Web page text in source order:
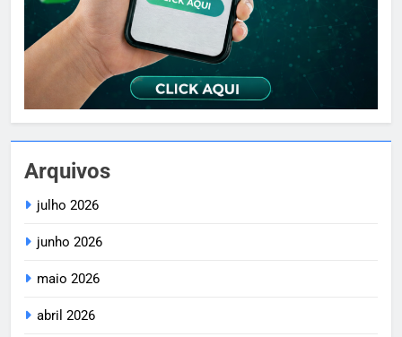
Arquivos
julho 2026
junho 2026
maio 2026
abril 2026